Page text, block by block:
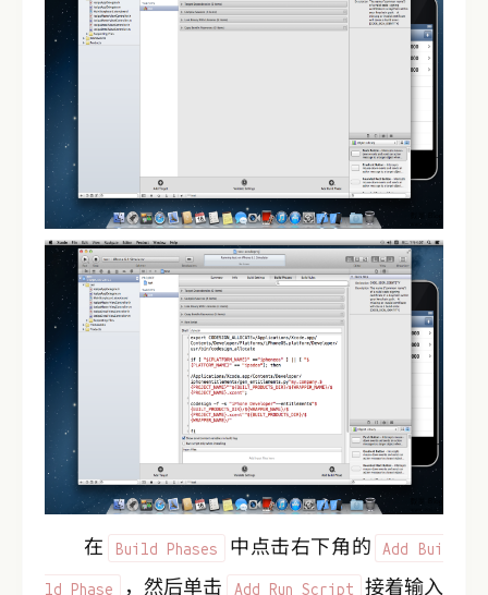
在 Build Phases 中点击右下角的 Add Bui
ld Phase
，然后单击 Add Run Script 接着输入